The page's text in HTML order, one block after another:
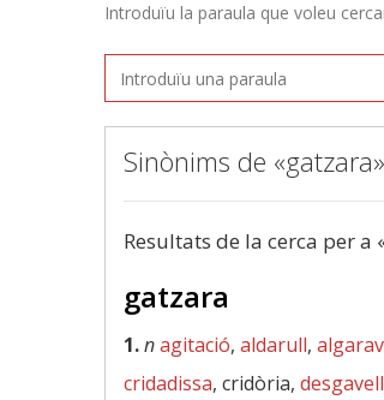
Introduïu la paraula que voleu
Sinònims de «gatzara»
Resultats de la cerca per a
gatzara
1.nagitació, aldarull,
cridadissa, cridòria, desgavell